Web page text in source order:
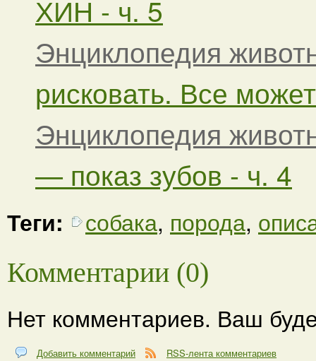
ХИН - ч. 5
Энциклопедия
рисковать. Все
Энциклопедия
— показ зубов - ч. 4
Теги: собака, порода,
Комментарии (0)
Нет комментариев. Ваш
Добавить комментарий RSS-лента комментариев